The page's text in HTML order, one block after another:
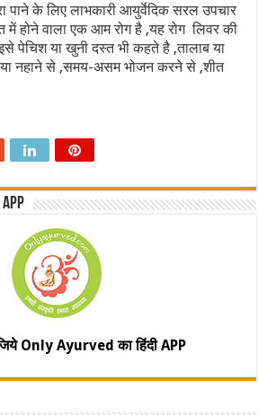
पाने के लिए लाभकारी आयुर्वेदिक सरल उपचार
में होने वाला एक आम रोग है ,यह रोग लिवर की
पेचिश या खुनी दस्त भी कहते है ,तालाब या
या नहाने से ,समय-असम भोजन करने से ,शीत
Only Ayurved का हिंदी APP